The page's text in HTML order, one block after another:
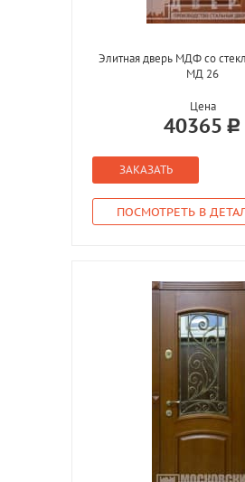
Элитная дверь МДФ со
МД 26
Цена
40365
ЗАКАЗАТЬ
ПОСМОТРЕТЬ В